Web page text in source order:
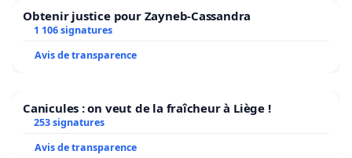
Obtenir justice pour Zayneb-Cassandra
1 106 signatures
Avis de transparence
Canicules : on veut de la fraîcheur à Liège !
253 signatures
Avis de transparence